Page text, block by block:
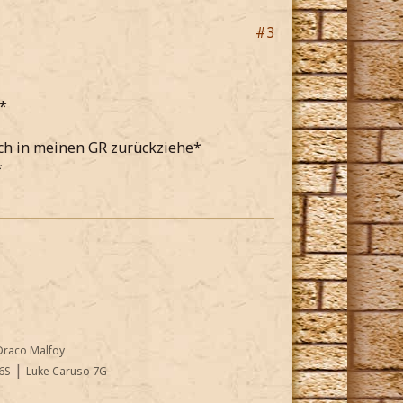
#3
in meinen GR zurückziehe*
Malfoy
| Luke Caruso 7G